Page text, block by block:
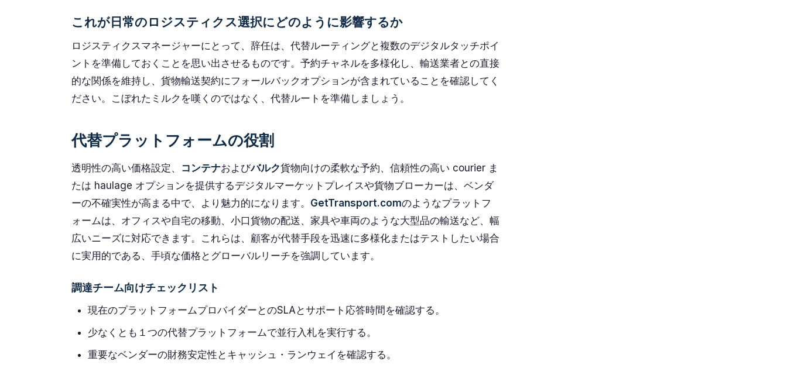
これが日常のロジスティクス選択にどのように影響するか
ロジスティクスマネージャーにとって、辞任は、代替ルーティングと複数のデジタルタッチポイ
ントを準備しておくことを思い出させるものです。予約チャネルを多様化し、輸送業者との直接
的な関係を維持し、貨物輸送契約にフォールバックオプションが含まれていることを確認してく
ださい。こぼれたミルクを嘆くのではなく、代替ルートを準備しましょう。
代替プラットフォームの役割
透明性の高い価格設定、 コンテナおよびバルク貨物向けの柔軟な予約、信頼性の高い courier ま
たは haulage オプションを提供するデジタルマーケットプレイスや貨物ブローカーは、ベンダ
ーの不確実性が高まる中で、より魅力的になります。 GetTransport.comのようなプラットフ
ォームは、オフィスや自宅の移動、小口貨物の配送、家具や車両のような大型品の輸送など、幅
広いニーズに対応できます。これらは、顧客が代替手段を迅速に多様化またはテストしたい場合
に実用的である、手頃な価格とグローバルリーチを強調しています。
調達チーム向けチェックリスト
現在のプラットフォームプロバイダーとのSLAとサポート応答時間を確認する。
少なくとも１つの代替プラットフォームで並行入札を実行する。
重要なベンダーの財務安定性とキャッシュ・ランウェイを確認する。